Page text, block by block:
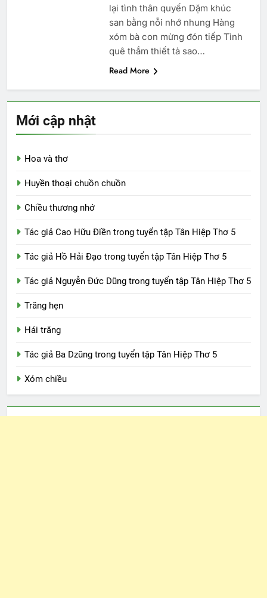
lại tình thân quyến Dặm khúc
san bằng nỗi nhớ nhung Hàng
xóm bà con mừng đón tiếp Tình
quê thắm thiết tả sao…
Read More
Mới cập nhật
Hoa và thơ
Huyền thoại chuồn chuồn
Chiều thương nhớ
Tác giả Cao Hữu Điền trong tuyển tập Tân Hiệp Thơ 5
Tác giả Hồ Hải Đạo trong tuyển tập Tân Hiệp Thơ 5
Tác giả Nguyễn Đức Dũng trong tuyển tập Tân Hiệp Thơ 5
Trăng hẹn
Hái trăng
Tác giả Ba Dzũng trong tuyển tập Tân Hiệp Thơ 5
Xóm chiều